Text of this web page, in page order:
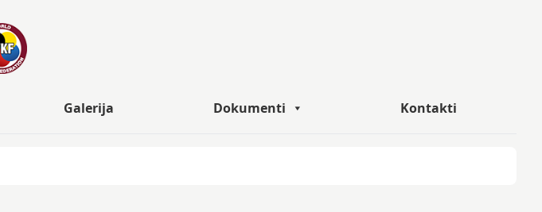
Galerija Dokumenti Kontakti